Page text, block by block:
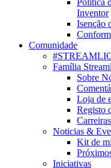
Política
Inventor
Isenção
Comunidade
Família
Sobre
Loja de
Registo
Carreiras
Noticias &
Kit de
Iniciativas